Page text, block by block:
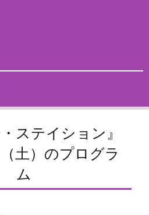
ステイション』
土）のプログラ
ム